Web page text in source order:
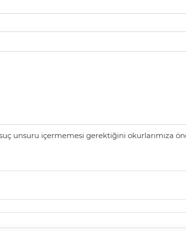
unsuru içermemesi gerektiğini okurlarımıza